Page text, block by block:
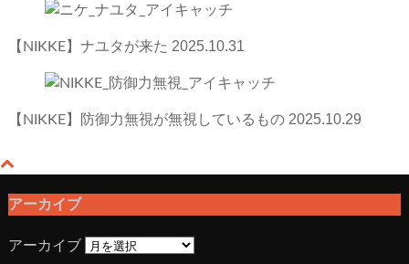
【NIKKE】ナユタが来た 2025.10.31
【NIKKE】防御力無視が無視しているもの 2025.10.29
アーカイブ
アーカイブ